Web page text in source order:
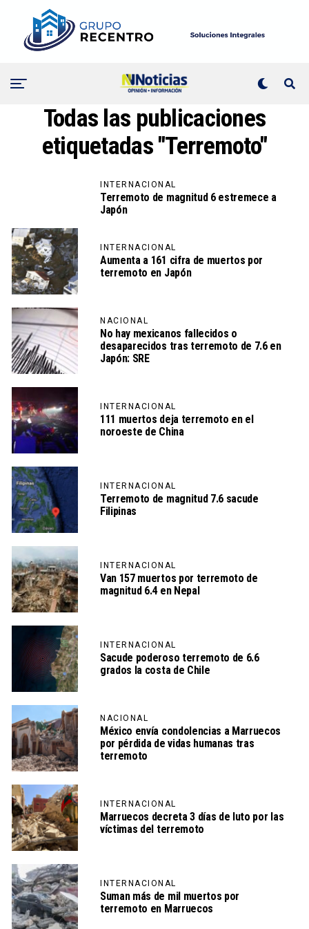
Todas las publicaciones
etiquetadas "Terremoto"
INTERNACIONAL
Terremoto de magnitud 6 estremece a
Japón
INTERNACIONAL
Aumenta a 161 cifra de muertos por
terremoto en Japón
NACIONAL
No hay mexicanos fallecidos o
desaparecidos tras terremoto de 7.6 en
Japón: SRE
INTERNACIONAL
111 muertos deja terremoto en el
noroeste de China
INTERNACIONAL
Terremoto de magnitud 7.6 sacude
Filipinas
INTERNACIONAL
Van 157 muertos por terremoto de
magnitud 6.4 en Nepal
INTERNACIONAL
Sacude poderoso terremoto de 6.6
grados la costa de Chile
NACIONAL
México envía condolencias a Marruecos
por pérdida de vidas humanas tras
terremoto
INTERNACIONAL
Marruecos decreta 3 días de luto por las
víctimas del terremoto
INTERNACIONAL
Suman más de mil muertos por
terremoto en Marruecos